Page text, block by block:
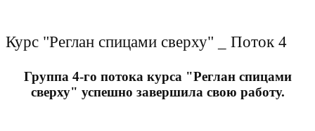
Курс "Реглан спицами сверху" _ Поток 4
Группа 4-го потока курса "Реглан спицами
сверху" успешно завершила свою работу.